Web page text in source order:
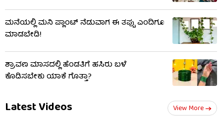
ಮನೆಯಲ್ಲಿ ಮನಿ ಪ್ಲಾಂಟ್ ನೆಡುವಾಗ ಈ ತಪ್ಪು ಎಂದಿಗೂ
ಮಾಡಬೇಡಿ!
ಶ್ರಾವಣ ಮಾಸದಲ್ಲಿ ಹೆಂಡತಿಗೆ ಹಸಿರು ಬಳೆ
ಕೊಡಿಸಬೇಕು ಯಾಕೆ ಗೊತ್ತಾ?
Latest Videos View More